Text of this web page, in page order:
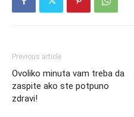
Previous article
Ovoliko minuta vam treba da
zaspite ako ste potpuno
zdravi!